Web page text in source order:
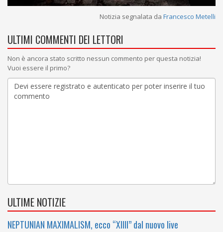
Notizia segnalata da Francesco Metelli
ULTIMI COMMENTI DEI LETTORI
Non è ancora stato scritto nessun commento per questa notizia!
Vuoi essere il primo?
ULTIME NOTIZIE
NEPTUNIAN MAXIMALISM, ecco “XIIII” dal nuovo live